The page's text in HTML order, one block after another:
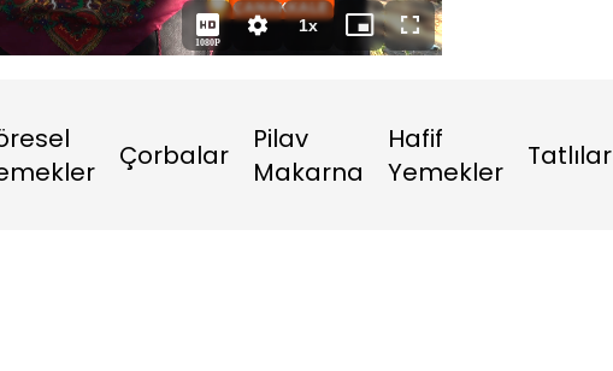
Süre
1080P
1xOynatma
Hızı
Mini
oynatıcı
Tam
Ekran
Çorbalar
Pilav
Makarna
Hafif
Yemekler
Tatlılar